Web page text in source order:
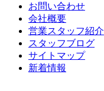
お問い合わせ
会社概要
営業スタッフ紹介
スタッフブログ
サイトマップ
新着情報